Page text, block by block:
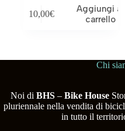
10,00€
Aggiungi al
carrello
Chi
Noi di BHS– Bike House
pluriennale nella vendita di
in tutto il